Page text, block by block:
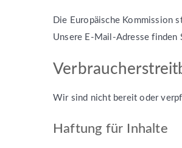
Die Europäische Kommission
Unsere E-Mail-Adresse finden
Wir sind nicht bereit oder
Haftung für Inhalte